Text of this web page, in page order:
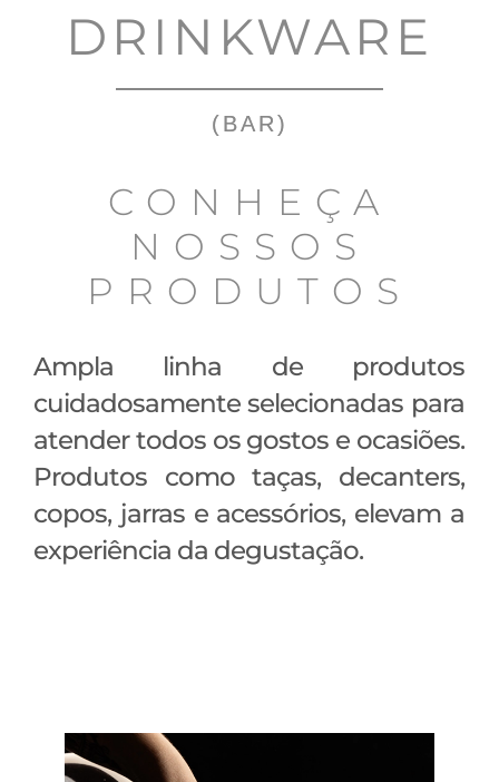
DRINKWARE
(BAR)
CONHEÇA
NOSSOS
PRODUTOS
Ampla linha de produtos
cuidadosamente selecionadas para
atender todos os gostos e ocasiões.
Produtos como taças, decanters,
copos, jarras e acessórios, elevam a
experiência da degustação.